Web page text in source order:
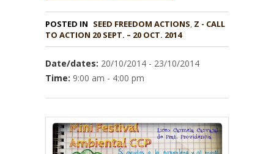
POSTED IN , Z - CALL
TO ACTION 20 SEPT. – 20 OCT. 2014
Date/dates: 20/10/2014 - 23/10/2014
Time: 9:00 am - 4:00 pm